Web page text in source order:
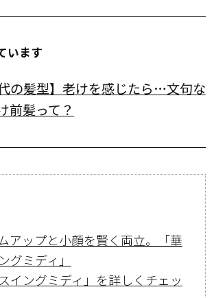
います
の髪型】老けを感じたら…文句な
前髪って？
アップと小顔を賢く両立。「華
グミディ」
イングミディ」を詳しくチェッ